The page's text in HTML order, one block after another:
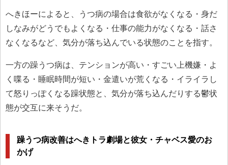
へきほーによると、うつ病の場合は食欲がなくなる・身だ
しなみがどうでもよくなる・仕事の能力がなくなる・話さ
なくなるなど、気分が落ち込んでいる状態のことを指す。
一方の躁うつ病は、テンションが高い・すごい上機嫌・よ
く喋る・睡眠時間が短い・金遣いが荒くなる・イライラし
て怒りっぽくなる躁状態と、気分が落ち込んだりする鬱状
態が交互に来そうだ。
躁うつ病改善はへきトラ劇場と彼女・チャベス愛のお
かげ